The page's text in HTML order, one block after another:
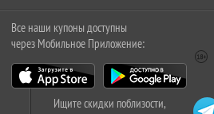
Все наши купоны доступны
через Мобильное Приложение:
Ищите скидки поблизости,